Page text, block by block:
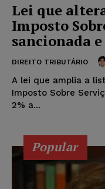
Lei que
Imposto
sancionada
DIREITO TRIBUTÁRIO
A lei que amplia a
Imposto Sobre
2% a...
Popular